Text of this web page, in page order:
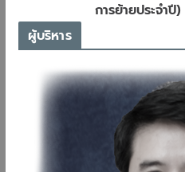
การย้ายประจำ
ผู้บริหาร